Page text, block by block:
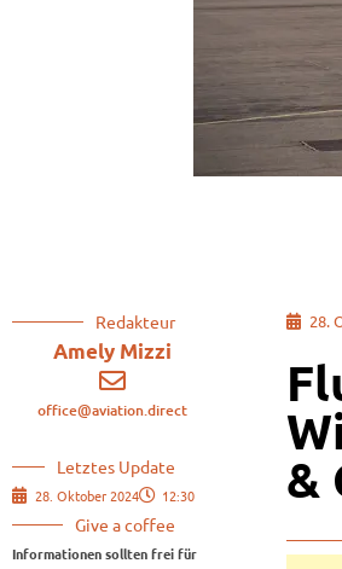
Redakteur
Amely Mizzi
office@aviation.direct
Letztes Update
28. Oktober 2024 12:30
Give a coffee
Informationen sollten frei für
28.
&